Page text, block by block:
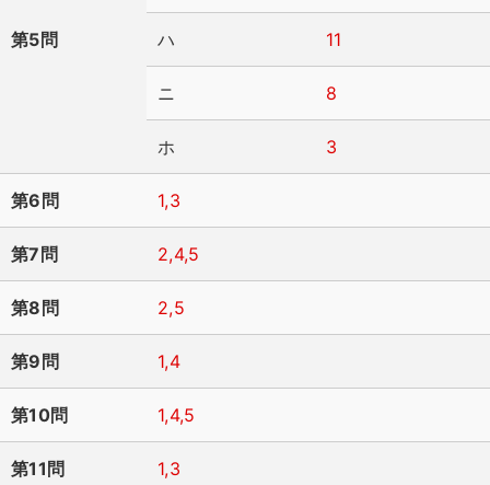
第5問 ハ 11
ニ 8
ホ 3
第6問 1,3
第7問 2,4,5
第8問 2,5
第9問 1,4
第10問 1,4,5
第11問 1,3